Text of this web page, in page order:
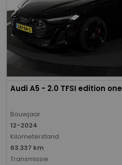
Audi A5 - 2.0 TFSI edition one
Bouwjaar
12-2024
Kilometerstand
63.337 km
Transmissie